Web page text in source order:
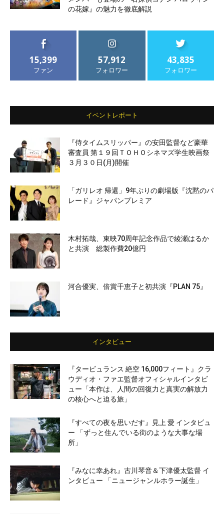
の花嫁』の魅力を徹底解説
15,399
ファン
57,912
フォロワー
43,835
フォロワー
イベントレポート
『侍タイムスリッパー』の安田監督など豪華
審査員 第１９回ＴＯＨＯシネマズ学生映画祭
３月３０日(月)開催
「ガリレオ 帰還」9年ぶりの劇場版『沈黙のパ
レード』ジャパンプレミア
木村拓哉、東映70周年記念作品で綾瀬はるか
と共演 総製作費20億円
河合優実、倍賞千恵子と初共演『PLAN 75』
インタビュー
『タービュランス 絶空 16,000フィート』クラ
ウディオ・ファエ監督オフィシャルインタビ
ュー「本作は、人間の回復力と真実の解放力
の核心へと迫る旅」
『すべての夜を思いだす』見上 愛 インタビュ
ー 「ずっと住んでいる街のような大事な場
所」
『みなに幸あれ』古川琴音＆下津優太監督 イ
ンタビュー 「ニュージャンルホラー誕生」